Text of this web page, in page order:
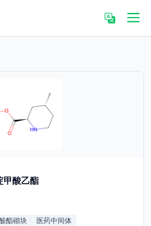
酸乙酯
酯砌块 医药中间体